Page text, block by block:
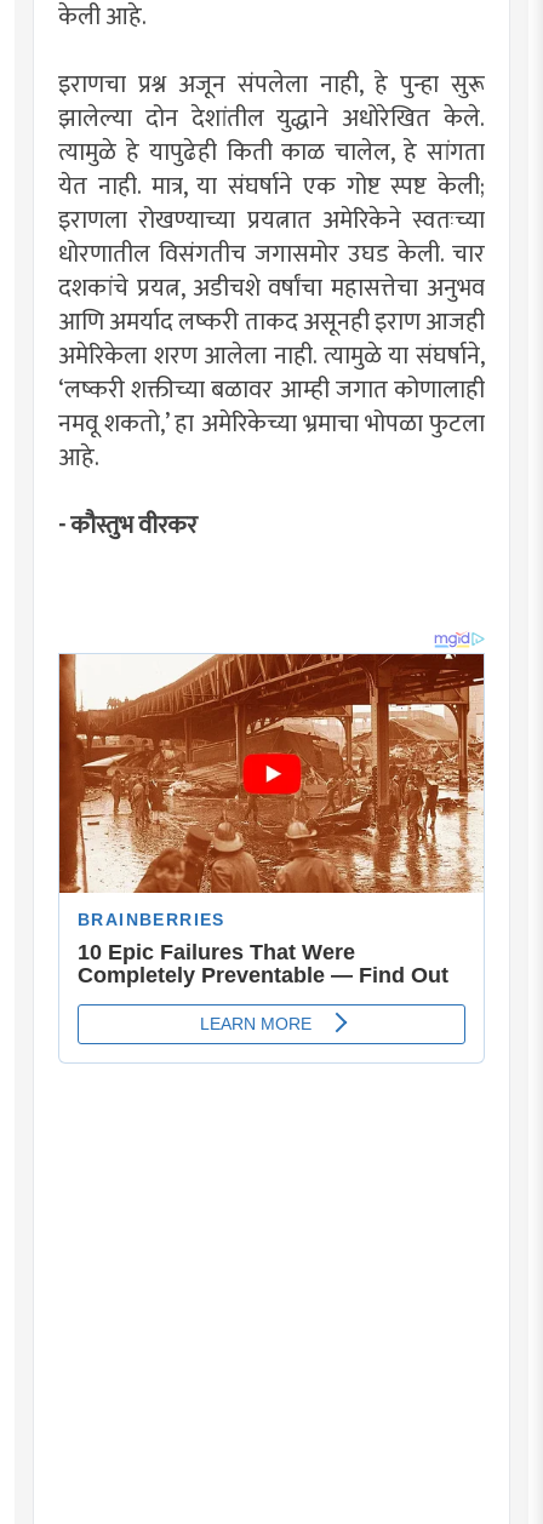
केली आहे.
इराणचा प्रश्न अजून संपलेला नाही, हे पुन्हा सुरू
झालेल्या दोन देशांतील युद्धाने अधोरेखित केले.
त्यामुळे हे यापुढेही किती काळ चालेल, हे सांगता
येत नाही. मात्र, या संघर्षाने एक गोष्ट स्पष्ट केली;
इराणला रोखण्याच्या प्रयत्नात अमेरिकेने स्वतःच्या
धोरणातील विसंगतीच जगासमोर उघड केली. चार
दशकांचे प्रयत्न, अडीचशे वर्षांचा महासत्तेचा अनुभव
आणि अमर्याद लष्करी ताकद असूनही इराण आजही
अमेरिकेला शरण आलेला नाही. त्यामुळे या संघर्षाने,
‘लष्करी शक्तीच्या बळावर आम्ही जगात कोणालाही
नमवू शकतो,’ हा अमेरिकेच्या भ्रमाचा भोपळा फुटला
आहे.
- कौस्तुभ वीरकर